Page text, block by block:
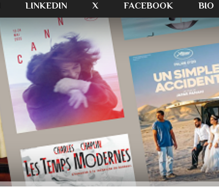
LINKEDIN X FACEBOOK BIO